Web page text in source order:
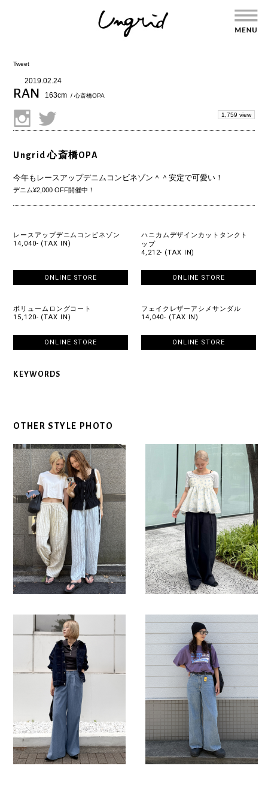
Tweet
2019.02.24
RAN 163cm / 心斎橋OPA
1,759 view
Ungrid 心斎橋OPA
今年もレースアップデニムコンビネゾン＾＾安定で可愛い！
デニム¥2,000 OFF開催中！
レースアップデニムコンビネゾン
14,040- (TAX IN)
ONLINE STORE
ハニカムデザインカットタンクト
ップ
4,212- (TAX IN)
ONLINE STORE
ボリュームロングコート
15,120- (TAX IN)
ONLINE STORE
フェイクレザーアシメサンダル
14,040- (TAX IN)
ONLINE STORE
KEYWORDS
OTHER STYLE PHOTO